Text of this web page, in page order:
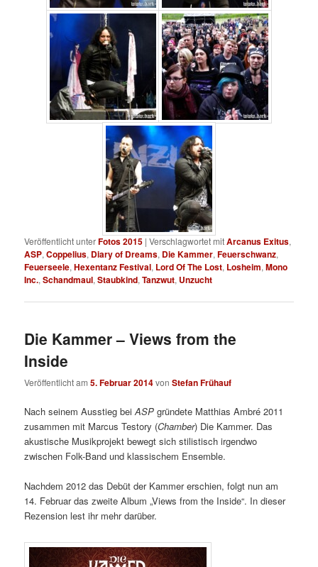
Veröffentlicht unterFotos 2015 |Verschlagwortet mitArcanus Exitus,
ASP,Coppelius, Diary of Dreams, Die Kammer,Feuerschwanz,
Feuerseele,Hexentanz Festival, Lord Of The Lost, Losheim,Mono
Inc.,Schandmaul,Staubkind,Tanzwut, Unzucht
Die Kammer – Views from the
Inside
Veröffentlicht am5. Februar 2014vonStefan Frühauf
Nach seinem Ausstieg beiASP gründete Matthias Ambré 2011
zusammen mit Marcus Testory (Chamber) Die Kammer. Das
akustische Musikprojekt bewegt sich stilistisch irgendwo
zwischen Folk-Band und klassischem Ensemble.
Nachdem 2012 das Debüt der Kammer erschien, folgt nun am
14. Februar das zweite Album „Views from the Inside“. In dieser
Rezension lest ihr mehr darüber.